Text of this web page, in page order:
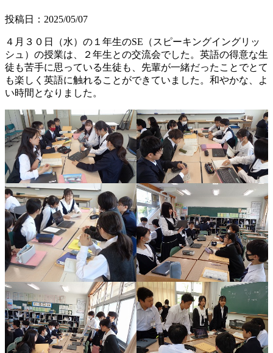
投稿日：2025/05/07
４月３０日（水）の１年生のSE（スピーキングイングリッ
シュ）の授業は、２年生との交流会でした。英語の得意な生
徒も苦手に思っている生徒も、先輩が一緒だったことでとて
も楽しく英語に触れることができていました。和やかな、よ
い時間となりました。